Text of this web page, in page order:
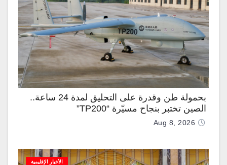
بحمولة طن وقدرة على التحليق لمدة 24 ساعة..
الصين تختبر بنجاح مسيّرة “TP200”
Aug 8, 2026
الأخبار الإقليمية